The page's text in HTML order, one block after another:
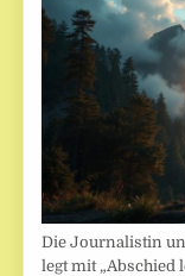
Die Journalistin
legt mit „Abschied